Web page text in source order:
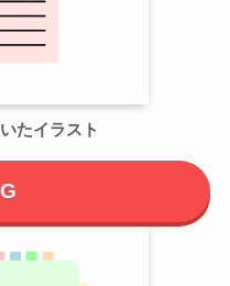
たイラスト